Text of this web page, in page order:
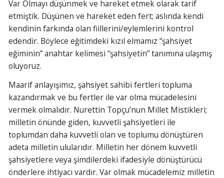
Var Olmayı düşünmek ve hareket etmek olarak tarif
etmiştik. Düşünen ve hareket eden fert; aslında kendi
kendinin farkında olan fiillerini/eylemlerini kontrol
edendir. Böylece eğitimdeki kızıl elmamız “şahsiyet
eğiminin” anahtar kelimesi “şahsiyetin” tanımına ulaşmış
oluyoruz.
Maarif anlayışımız, şahsiyet sahibi fertleri topluma
kazandırmak ve bu fertler ile var olma mücadelesini
vermek olmalıdır. Nurettin Topçu’nun Millet Mistikleri;
milletin önünde giden, kuvvetli şahsiyetleri ile
toplumdan daha kuvvetli olan ve toplumu dönüştüren
adeta milletin ulularıdır. Milletin her dönem kuvvetli
şahsiyetlere veya şimdilerdeki ifadesiyle dönüştürücü
önderlere ihtiyacı vardır. Var olmak mücadelemiz milletin